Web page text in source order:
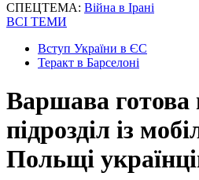
СПЕЦТЕМА: Війна в Ірані
ВСІ ТЕМИ
Вступ України в ЄС
Теракт в Барселоні
Варшава готова
підрозділ із
Польщі